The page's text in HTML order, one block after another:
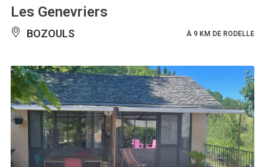
Les Genevriers
BOZOULS À 9 KM DE RODELLE